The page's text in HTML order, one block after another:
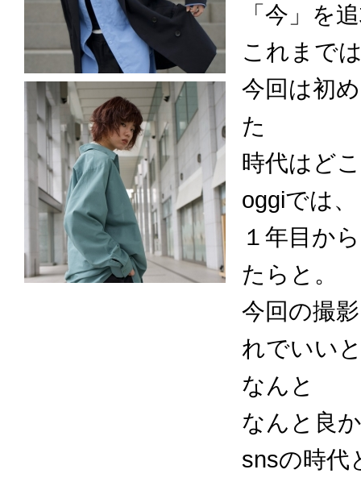
「今」を
これまで
今回は初
た
時代はど
oggiでは
１年目か
たらと。
今回の撮
れでいい
なんと
なんと良
snsの時代